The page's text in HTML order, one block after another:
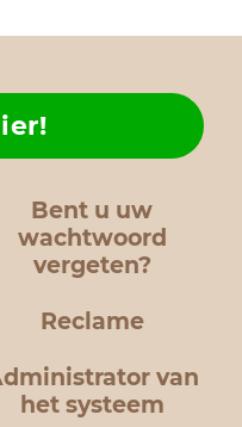
Bent u uw
wachtwoord
vergeten?
Reclame
van
het systeem